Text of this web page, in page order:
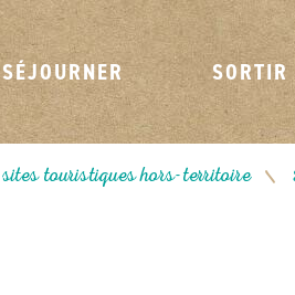
SÉJOURNER SORTIR
touristiques hors-territoire /